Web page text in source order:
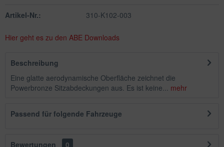
Artikel-Nr.: 310-K102-003
Hier geht es zu den ABE Downloads
Beschreibung
Eine glatte aerodynamische Oberfläche zeichnet die
Powerbronze Sitzabdeckungen aus. Es ist keine... mehr
Passend für folgende Fahrzeuge
Bewertungen
0